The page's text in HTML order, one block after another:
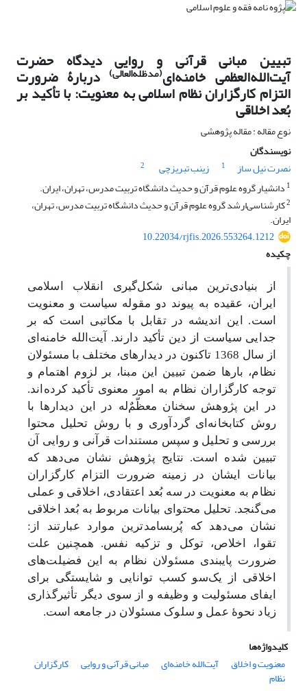
تبیین مبانی قرآنی و روایی دیدگاه حضرت
آیت‌الله‌العظمی خامنه‌ای(مدظله‌العالی)دربارۀ ضرورت
التزام کارگزاران نظام اسلامی به معنویت: با تأکید بر
بُعد اخلاقی
نوع مقاله : مقاله پژوهشی
نویسندگان
نصرت نیل ساز
1 زینب تبریزچی
2
1 دانشیار گروه علوم قرآن و حدیث دانشگاه تربیت‌ مدرس، تهران، ایران.
2کارشناسی‌ارشد گروه علوم قرآن و حدیث دانشگاه تربیت ‌مدرس، تهران،
ایران.
10.22034/rjfis.2026.553264.1212
چکیده
از بنیادی‌‌ترین مبانی شکل‌‌گیری انقلاب اسلامی
ایران، عقیده به پیوند دو مقوله سیاست و معنویت
است. این اندیشه در تقابل با مکاتبی است که بر
جدایی سیاست از دین تأکید دارند. آیت‌الله خامنه‌ای
از سال 1368 تاکنون در دیدارهای مختلف با مسئولان
نظام، بارها ضمن تبیین این مبنا، بر لزوم اهتمام و
توجه کارگزاران نظام به امور معنوی تأکید کرده‌‌اند.
در این پژوهش سخنان معظّمٌ‌له در این دیدارها با
روش کتابخانه‌ای گردآوری و با روش تحلیل محتوا
بررسی و تحلیل و سپس مستندات قرآنی و روایی آن
تبیین شده ‌است. نتایج پژوهش نشان می‌‌دهد که
بیانات ایشان در زمینه ضرورت التزام کارگزاران
نظام به معنویت در سه بُعد اعتقادی، اخلاقی و عملی
می‌‌گنجد. تحلیل محتوای بیانات مربوط به بُعد اخلاقی
نشان می‌‌دهد که پُربسامدترین موارد عبارتند از:
تقوا، اخلاص، توکل و تزکیه نفس. همچنین علت
ضرورت پایبندی مسئولان نظام به این فضیلت‌های
اخلاقی از یک‌سو کسب توانایی و شایستگی برای
ایفای مسئولیت و وظیفه و از سوی دیگر تأثیرگذاری
زیاد نحوۀ عمل و سلوک مسئولان در جامعه است.
کلیدواژه‌ها
معنویت و اخلاق
آیت‌الله خامنه‌ای مبانی قرآنی و روایی کارگزاران
نظام